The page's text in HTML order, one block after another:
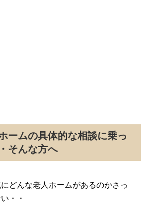
ームの具体的な相談に乗っ
そんな方へ
どんな老人ホームがあるのかさっ
・・